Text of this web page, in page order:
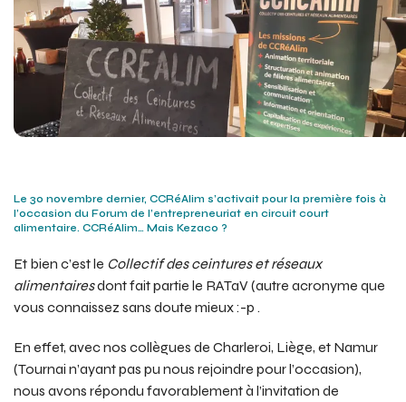
Le 30 novembre dernier, CCRéAlim s’activait pour la première fois à
l’occasion du Forum de l’entrepreneuriat en circuit court
alimentaire. CCRéAlim… Mais Kezaco ?
Et bien c’est le Collectif des ceintures et réseaux
alimentairesdont fait partie le RATaV (autre acronyme que
vous connaissez sans doute mieux :-p .
En effet, avec nos collègues de Charleroi, Liège, et Namur
(Tournai n’ayant pas pu nous rejoindre pour l’occasion),
nous avons répondu favorablement à l’invitation de